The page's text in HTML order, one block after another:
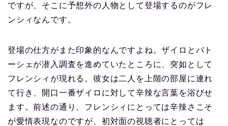
ですが、そこに予想外の人物として登場するのがフレ
ンシィなんです。
登場の仕方がまた印象的なんですよね。ザイロとパト
ーシェが潜入調査を進めていたところに、突如として
フレンシィが現れる。彼女は二人を上階の部屋に連れ
て行き、開口一番ザイロに対して辛辣な言葉を浴びせ
ます。前述の通り、フレンシィにとっては辛辣さこそ
が愛情表現なのですが、初対面の視聴者にとっては